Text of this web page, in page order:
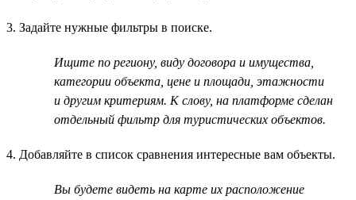
3. Задайте нужные фильтры в поиске.
Ищите по региону, виду договора и имущества,
категории объекта, цене и площади, этажности
и другим критериям. К слову, на платформе сделан
отдельный фильтр для туристических объектов.
4. Добавляйте в список сравнения интересные вам объекты.
Вы будете видеть на карте их расположение